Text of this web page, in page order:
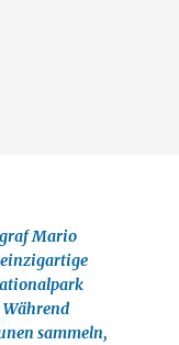
Mario
Während
sammeln,